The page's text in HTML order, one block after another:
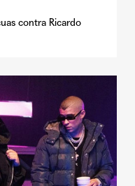
contra Ricardo